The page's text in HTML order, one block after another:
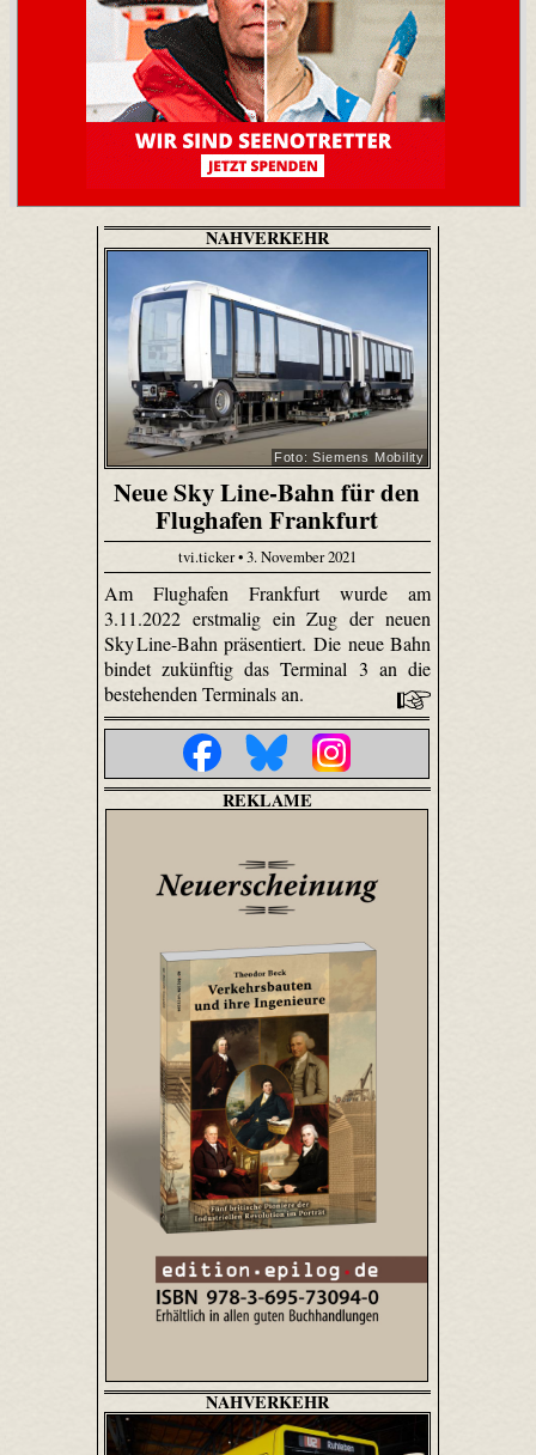
NAHVERKEHR
Foto: Siemens Mobility
Neue Sky Line-Bahn für den
Flughafen Frankfurt
tvi.ticker • 3. November 2021
Am Flughafen Frankfurt wurde am
3.11.2022 erstmalig ein Zug der neuen
Sky Line-Bahn präsentiert. Die neue Bahn
bindet zukünftig das Terminal 3 an die
bestehenden Terminals an.
REKLAME
NAHVERKEHR